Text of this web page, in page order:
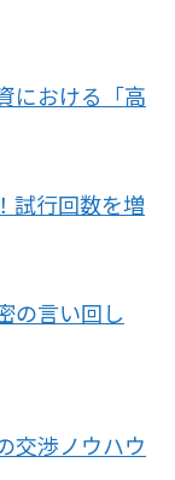
における「高
試行回数を増
の言い回し
交渉ノウハウ